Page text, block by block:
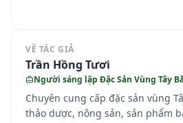
VỀ TÁC GIẢ
Trần Hồng Tươi
Người sáng lập Đặc Sản Vùng Tây
Chuyên cung cấp đặc sản vùng
thảo dược, nông sản, sản phẩm